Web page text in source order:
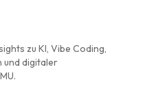
zu KI, Vibe Coding,
und digitaler